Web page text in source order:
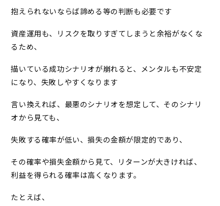
抱えられないならば諦める等の判断も必要です
資産運用も、リスクを取りすぎてしまうと余裕がなくな
るため、
描いている成功シナリオが崩れると、メンタルも不安定
になり、失敗しやすくなります
言い換えれば、最悪のシナリオを想定して、そのシナリ
オから見ても、
失敗する確率が低い、損失の金額が限定的であり、
その確率や損失金額から見て、リターンが大きければ、
利益を得られる確率は高くなります。
たとえば、